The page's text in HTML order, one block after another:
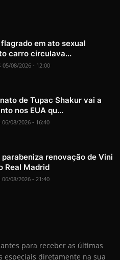
em ato sexual
carro circulava...
05/08/2026 - 12:00
de Tupac Shakur vai a
nos EUA qu...
06/08/2026 - 16:40
renovação de Vini
Real Madrid
06/08/2026 - 21:40
para receber as últimas
especiais diretamente na sua